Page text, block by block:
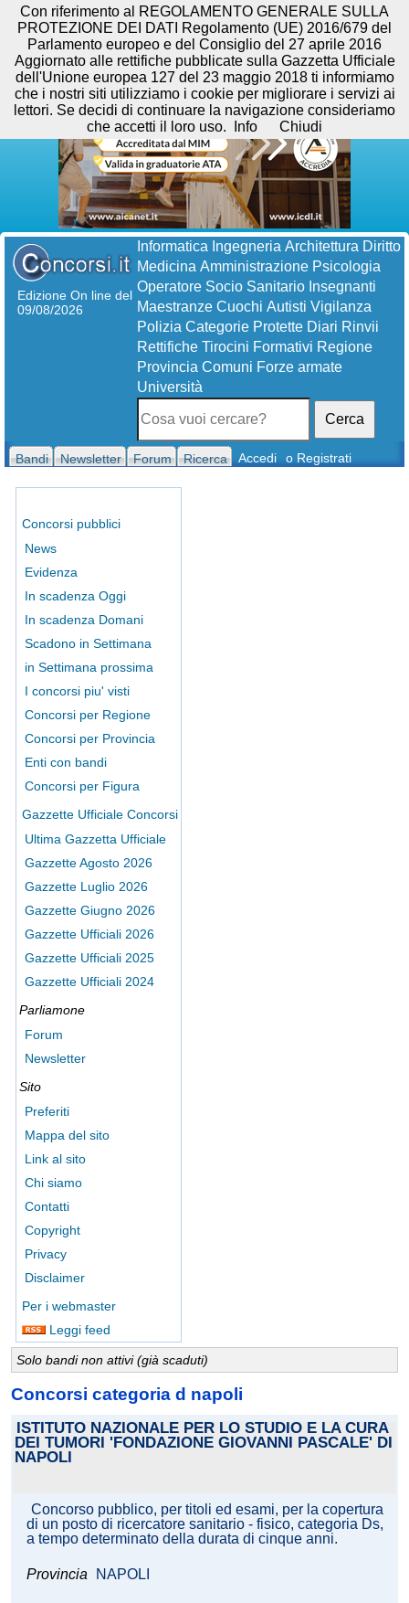
Edizione On line del
09/08/2026
Informatica Ingegneria Architettura Diritto
Medicina Amministrazione Psicologia
Operatore Socio Sanitario Insegnanti
Maestranze Cuochi Autisti Vigilanza
Polizia Categorie Protette Diari Rinvii
Rettifiche Tirocini Formativi Regione
Provincia Comuni Forze armate
Università
Cerca
Bandi Newsletter Forum Ricerca Accedi o Registrati
Concorsi pubblici
News
Evidenza
In scadenza Oggi
In scadenza Domani
Scadono in Settimana
in Settimana prossima
I concorsi piu' visti
Concorsi per Regione
Concorsi per Provincia
Enti con bandi
Concorsi per Figura
Gazzette Ufficiale Concorsi
Ultima Gazzetta Ufficiale
Gazzette Agosto 2026
Gazzette Luglio 2026
Gazzette Giugno 2026
Gazzette Ufficiali 2026
Gazzette Ufficiali 2025
Gazzette Ufficiali 2024
Parliamone
Forum
Newsletter
Sito
Preferiti
Mappa del sito
Link al sito
Chi siamo
Contatti
Copyright
Privacy
Disclaimer
Per i webmaster
Leggi feed
Solo bandi non attivi (già scaduti)
Concorsi categoria d napoli
ISTITUTO NAZIONALE PER LO STUDIO E LA CURA
DEI TUMORI 'FONDAZIONE GIOVANNI PASCALE' DI
NAPOLI
Concorso pubblico, per titoli ed esami, per la copertura
di un posto di ricercatore sanitario - fisico, categoria Ds,
a tempo determinato della durata di cinque anni.
Provincia NAPOLI
Con riferimento al REGOLAMENTO GENERALE SULLA
PROTEZIONE DEI DATI Regolamento (UE) 2016/679 del
Parlamento europeo e del Consiglio del 27 aprile 2016
Aggiornato alle rettifiche pubblicate sulla Gazzetta Ufficiale
dell'Unione europea 127 del 23 maggio 2018 ti informiamo
che i nostri siti utilizziamo i cookie per migliorare i servizi ai
lettori. Se decidi di continuare la navigazione consideriamo
che accetti il loro uso.
Info Chiudi